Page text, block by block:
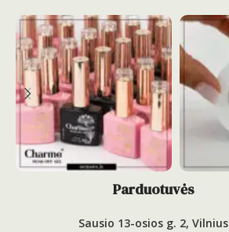
Parduotuvės
Sausio 13-osios g. 2, Vilnius